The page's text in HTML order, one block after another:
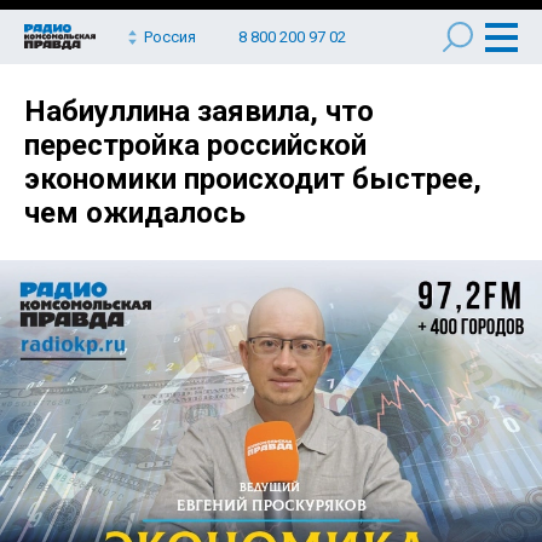
Россия 8 800 200 97 02
Набиуллина заявила, что
перестройка российской
экономики происходит быстрее,
чем ожидалось